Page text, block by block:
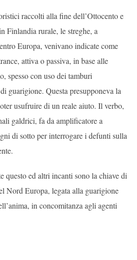
raccolti alla fine dell’Ottocento e
Finlandia rurale, le streghe, a
Europa, venivano indicate come
attiva o passiva, in base alle
spesso con uso dei tamburi
guarigione. Questa presupponeva la
usufruire di un reale aiuto. Il verbo,
galdrici, fa da amplificatore a
di sotto per interrogare i defunti sulla
questo ed altri incanti sono la chiave di
Nord Europa, legata alla guarigione
in concomitanza agli agenti